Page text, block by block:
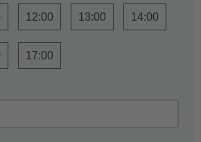
12:00 13:00 14:00
17:00